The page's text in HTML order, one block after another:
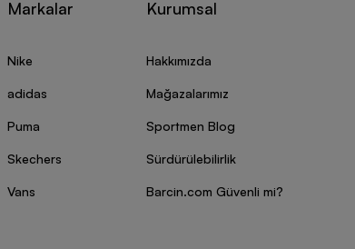
Markalar
Nike
adidas
Puma
Skechers
Vans
Kurumsal
Hakkımızda
Mağazalarımız
Sportmen Blog
Sürdürülebilirlik
Barcin.com Güvenli mi?